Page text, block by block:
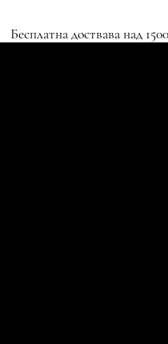
Бесплатна доствава